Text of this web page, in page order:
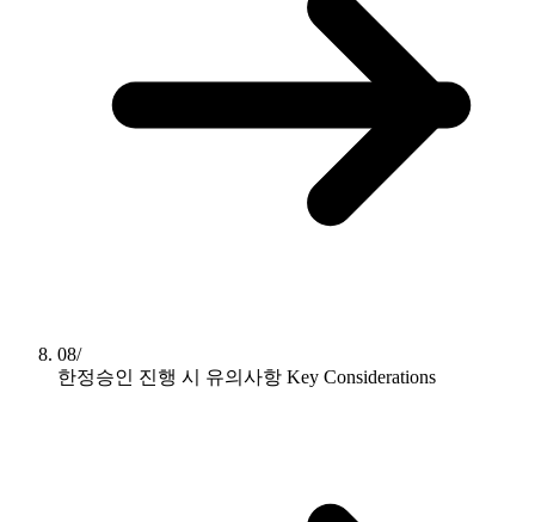
08/
한정승인 진행 시 유의사항 Key Considerations